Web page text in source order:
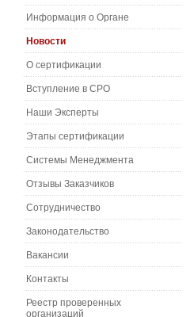
Информация о Органе
Новости
О сертификации
Вступление в СРО
Наши Эксперты
Этапы сертификации
Системы Менеджмента
Отзывы Заказчиков
Сотрудничество
Законодательство
Вакансии
Контакты
Реестр проверенных
организаций